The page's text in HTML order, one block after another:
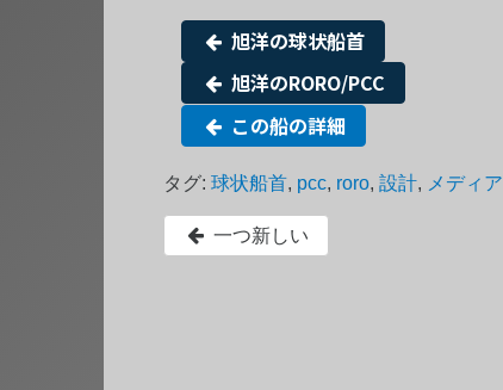
旭洋の球状船首
旭洋のRORO/PCC
この船の詳細
タグ:球状船首, pcc, roro,設計, メディア
一つ新しい